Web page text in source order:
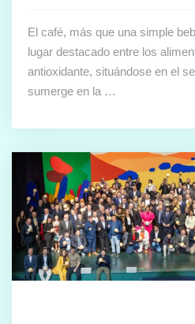
El café, más que una simple
lugar destacado entre los
antioxidante, situándose en el
sumerge en la …